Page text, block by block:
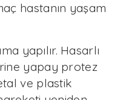
hastanın yaşam
yapılır. Hasarlı
yapay protez
ve plastik